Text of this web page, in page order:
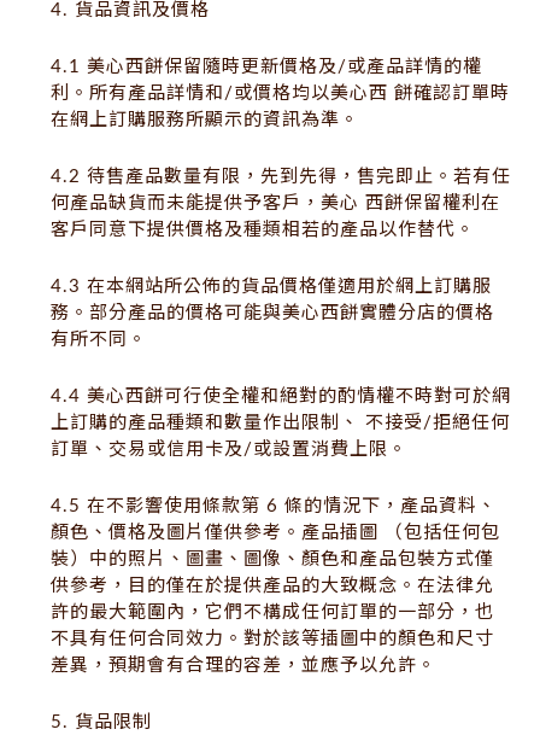
4. 貨品資訊及價格
4.1 美心西餅保留隨時更新價格及/或產品詳情的權
利。所有產品詳情和/或價格均以美心西 餅確認訂單時
在網上訂購服務所顯示的資訊為準。
4.2 待售產品數量有限，先到先得，售完即止。若有任
何產品缺貨而未能提供予客戶，美心 西餅保留權利在
客戶同意下提供價格及種類相若的產品以作替代。
4.3 在本網站所公佈的貨品價格僅適用於網上訂購服
務。部分產品的價格可能與美心西餅實體分店的價格
有所不同。
4.4 美心西餅可行使全權和絕對的酌情權不時對可於網
上訂購的產品種類和數量作出限制、 不接受/拒絕任何
訂單、交易或信用卡及/或設置消費上限。
4.5 在不影響使用條款第 6 條的情況下，產品資料、
顏色、價格及圖片僅供參考。產品插圖 （包括任何包
裝）中的照片、圖畫、圖像、顏色和產品包裝方式僅
供參考，目的僅在於提供產品的大致概念。在法律允
許的最大範圍內，它們不構成任何訂單的一部分，也
不具有任何合同效力。對於該等插圖中的顏色和尺寸
差異，預期會有合理的容差，並應予以允許。
5. 貨品限制